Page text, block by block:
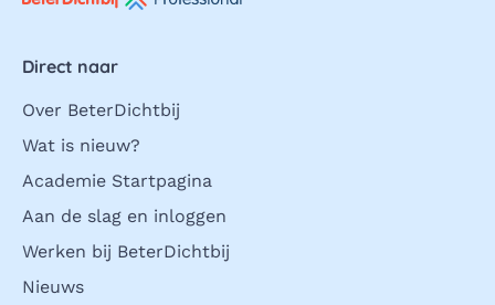
Direct naar
Over BeterDichtbij
Wat is nieuw?
Academie Startpagina
Aan de slag en inloggen
Werken bij BeterDichtbij
Nieuws